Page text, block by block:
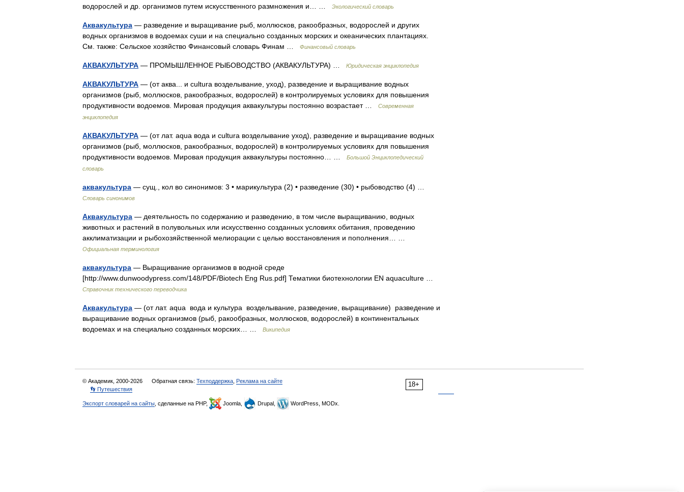
водорослей и др. организмов путем искусственного размножения и… …
Экологический словарь
Аквакультура — разведение и выращивание рыб, моллюсков, ракообразных, водорослей и других
водных организмов в водоемах суши и на специально созданных морских и океанических плантациях.
См. также: Сельское хозяйство Финансовый словарь Финам …
Финансовый словарь
АКВАКУЛЬТУРА — ПРОМЫШЛЕННОЕ РЫБОВОДСТВО (АКВАКУЛЬТУРА) … Юридическая энциклопедия
АКВАКУЛЬТУРА — (от аква... и cultura возделывание, уход), разведение и выращивание водных
организмов (рыб, моллюсков, ракообразных, водорослей) в контролируемых условиях для повышения
продуктивности водоемов. Мировая продукция аквакультуры постоянно возрастает …
Современная
энциклопедия
АКВАКУЛЬТУРА — (от лат. aqua вода и cultura возделывание уход), разведение и выращивание водных
организмов (рыб, моллюсков, ракообразных, водорослей) в контролируемых условиях для повышения
продуктивности водоемов. Мировая продукция аквакультуры постоянно… …
Большой Энциклопедический
словарь
аквакультура — сущ., кол во синонимов: 3 • марикультура (2) • разведение (30) • рыбоводство (4) …
Словарь синонимов
Аквакультура — деятельность по содержанию и разведению, в том числе выращиванию, водных
животных и растений в полувольных или искусственно созданных условиях обитания, проведению
акклиматизации и рыбохозяйственной мелиорации с целью восстановления и пополнения… …
Официальная терминология
аквакультура — Выращивание организмов в водной среде
[http://www.dunwoodypress.com/148/PDF/Biotech Eng Rus.pdf] Тематики биотехнологии EN aquaculture …
Справочник технического переводчика
Аквакультура — (от лат. aqua вода и культура возделывание, разведение, выращивание) разведение и
выращивание водных организмов (рыб, ракообразных, моллюсков, водорослей) в континентальных
водоемах и на специально созданных морских… …
Википедия
18+
© Академик, 2000-2026 Обратная связь: Техподдержка Реклама на сайте
👣 Путешествия
Экспорт словарей на сайты , сделанные на PHP, Joomla, Drupal, WordPress, MODx.